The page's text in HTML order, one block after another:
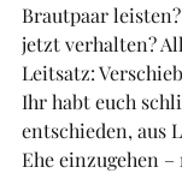
Brautpaar
jetzt verhalten?
Leitsatz:
Ihr habt euch
entschieden, aus
Ehe einzugehen